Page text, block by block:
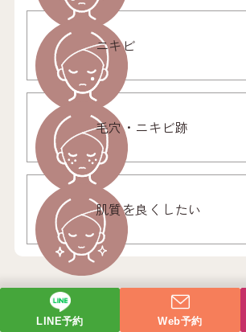
ニキビ
毛穴・ニキビ跡
肌質を良くしたい
LINE予約 Web予約